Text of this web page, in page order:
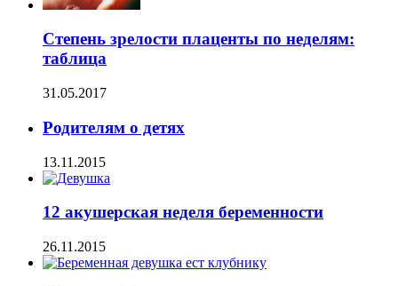
Степень зрелости плаценты по неделям:
таблица
31.05.2017
Родителям о детях
13.11.2015
12 акушерская неделя беременности
26.11.2015